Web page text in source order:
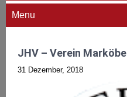
Menu
JHV – Verein Marköbel
31 Dezember, 2018